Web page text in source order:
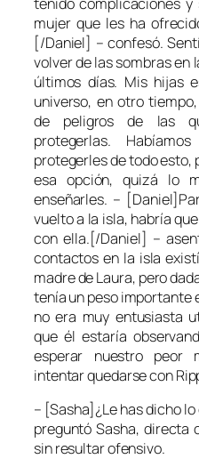
mujer que les ha
[/Daniel] – confesó.
volver de las sombras en
últimos días. Mis hijas
universo, en otro
de peligros de las
protegerlas.
protegerles de todo esto,
esa opción, quizá lo
enseñarles. –
vuelto a la isla, habría
con ella.[/Daniel] –
contactos en la isla
madre de Laura, pero
tenía un peso importante
no era muy entusiasta
que él estaría
esperar nuestro peor
intentar quedarse con
– [Sasha]¿Le has dicho
preguntó Sasha, directa
sin resultar ofensivo.